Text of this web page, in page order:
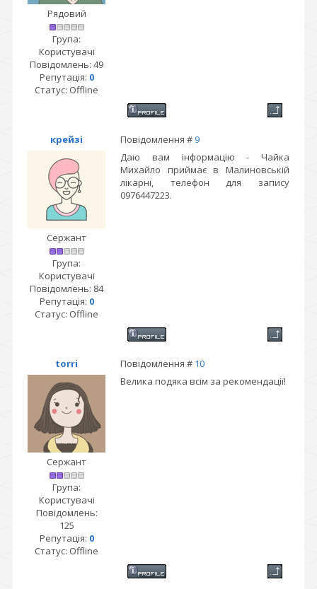
Рядовий
Група:
Користувачі
Повідомлень: 49
Репутація: 0
Статус: Offline
крейзі Повідомлення # 9
Сержант
Група:
Користувачі
Повідомлень: 84
Репутація: 0
Статус: Offline
Даю вам інформацію - Чайка
Михайло приймає в Малиновській
лікарні, телефон для запису
0976447223.
torri Повідомлення # 10
Сержант
Група:
Користувачі
Повідомлень:
125
Репутація: 0
Статус: Offline
Велика подяка всім за рекомендації!